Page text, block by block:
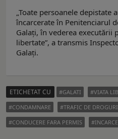
„Toate persoanele depistate
încarcerate în Penitenciarul
Galați, în vederea executării
libertate”, a transmis
Galați.
ETICHETAT CU GALATI VIATA
CONDAMNARE
TRAFIC DE DROGURI
CONDUCERE FARA PERMIS